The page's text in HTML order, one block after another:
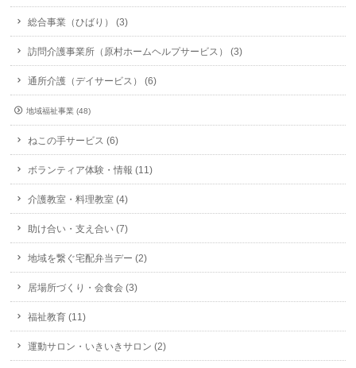
総合事業（ひばり） (3)
訪問介護事業所（原村ホームヘルプサービス） (3)
通所介護（デイサービス） (6)
地域福祉事業 (48)
ねこの手サービス (6)
ボランティア体験・情報 (11)
介護教室・料理教室 (4)
助け合い・支え合い (7)
地域を繋ぐ宅配弁当デー (2)
居場所づくり・会食会 (3)
福祉教育 (11)
運動サロン・いきいきサロン (2)